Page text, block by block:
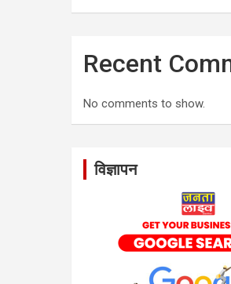
Recent
No comments to show.
विज्ञापन